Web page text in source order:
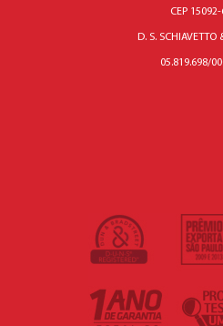
CEP
D. S. SCHIAVETTO
05.819.698/